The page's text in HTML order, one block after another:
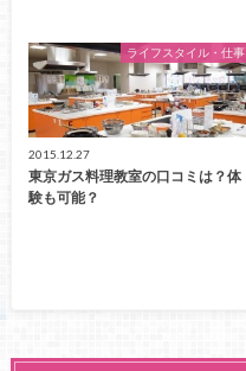
ライフスタイル・仕事
2015.12.27
東京ガス料理教室の口コミは？体
験も可能？